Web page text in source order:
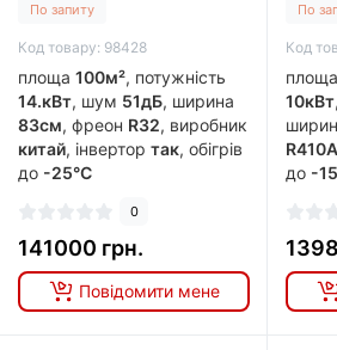
По запиту
Код товару: 98428
площа 100м², потужність
14.кВт, шум 51дБ, ширина
83см, фреон R32, виробник
китай, інвертор так, обігрів
до -25°C
0
141000 грн.
Повідомити мене
По
Код
площа
10кВт
R410A
до -